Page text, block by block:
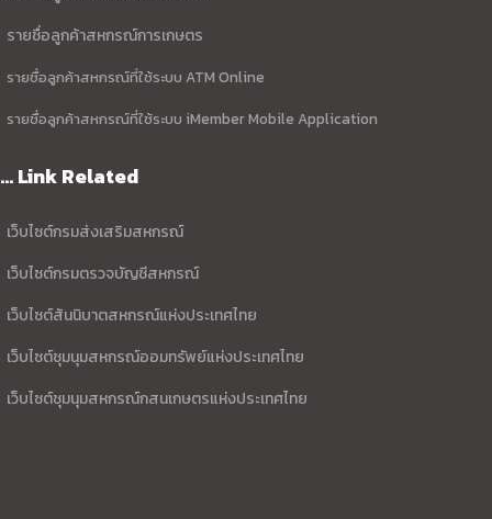
รายชื่อลูกค้าสหกรณ์การเกษตร
รายชื่อลูกค้าสหกรณ์ที่ใช้ระบบ ATM Online
รายชื่อลูกค้าสหกรณ์ที่ใช้ระบบ iMember Mobile Application
... Link Related
เว็บไซต์กรมส่งเสริมสหกรณ์
เว็บไซต์กรมตรวจบัญชีสหกรณ์
เว็บไซต์สันนิบาตสหกรณ์แห่งประเทศไทย
เว็บไซต์ชุมนุมสหกรณ์ออมทรัพย์แห่งประเทศไทย
เว็บไซต์ชุมนุมสหกรณ์กสนเกษตรแห่งประเทศไทย